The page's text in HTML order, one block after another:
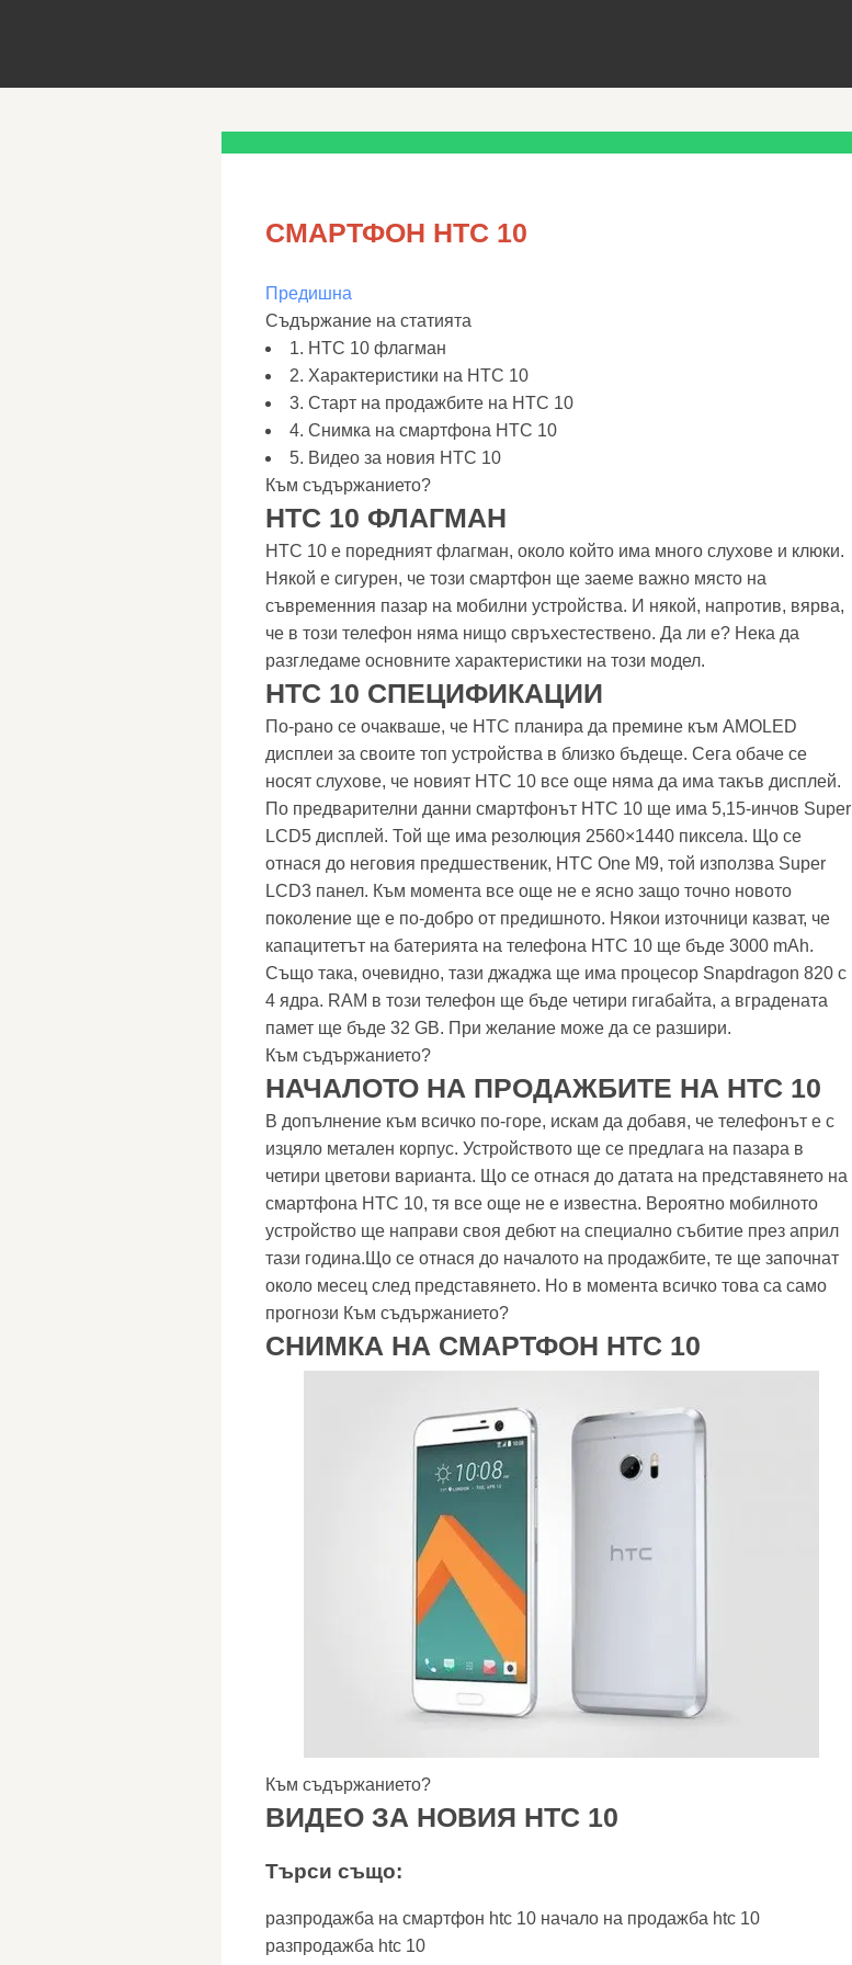
СМАРТФОН HTC 10
Предишна
Съдържание на статията
1. HTC 10 флагман
2. Характеристики на HTC 10
3. Старт на продажбите на HTC 10
4. Снимка на смартфона HTC 10
5. Видео за новия HTC 10
Към съдържанието?
HTC 10 ФЛАГМАН
HTC 10 е поредният флагман, около който има много слухове и клюки.
Някой е сигурен, че този смартфон ще заеме важно място на
съвременния пазар на мобилни устройства. И някой, напротив, вярва,
че в този телефон няма нищо свръхестествено. Да ли е? Нека да
разгледаме основните характеристики на този модел.
HTC 10 СПЕЦИФИКАЦИИ
По-рано се очакваше, че HTC планира да премине към AMOLED
дисплеи за своите топ устройства в близко бъдеще. Сега обаче се
носят слухове, че новият HTC 10 все още няма да има такъв дисплей.
По предварителни данни смартфонът HTC 10 ще има 5,15-инчов Super
LCD5 дисплей. Той ще има резолюция 2560×1440 пиксела. Що се
отнася до неговия предшественик, HTC One M9, той използва Super
LCD3 панел. Към момента все още не е ясно защо точно новото
поколение ще е по-добро от предишното. Някои източници казват, че
капацитетът на батерията на телефона HTC 10 ще бъде 3000 mAh.
Също така, очевидно, тази джаджа ще има процесор Snapdragon 820 с
4 ядра. RAM в този телефон ще бъде четири гигабайта, а вградената
памет ще бъде 32 GB. При желание може да се разшири.
Към съдържанието?
НАЧАЛОТО НА ПРОДАЖБИТЕ НА HTC 10
В допълнение към всичко по-горе, искам да добавя, че телефонът е с
изцяло метален корпус. Устройството ще се предлага на пазара в
четири цветови варианта. Що се отнася до датата на представянето на
смартфона HTC 10, тя все още не е известна. Вероятно мобилното
устройство ще направи своя дебют на специално събитие през април
тази година.Що се отнася до началото на продажбите, те ще започнат
около месец след представянето. Но в момента всичко това са само
прогнози Към съдържанието?
СНИМКА НА СМАРТФОН HTC 10
Към съдържанието?
ВИДЕО ЗА НОВИЯ HTC 10
Търси също:
разпродажба на смартфон htc 10 начало на продажба htc 10
разпродажба htc 10